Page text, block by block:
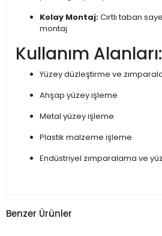
Kolay Montaj:Cırtlı taban
montaj
Kullanım Alanları:
Yüzey düzleştirme ve
Ahşap yüzey işleme
Metal yüzey işleme
Plastik malzeme işleme
Endüstriyel zımparalama ve
Benzer Ürünler